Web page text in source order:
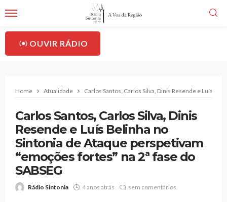
OUVIR RÁDIO
Home Atualidade Carlos Santos, Carlos Silva, Dinis Resende e Luís
Carlos Santos, Carlos Silva, Dinis
Resende e Luís Belinha no
Sintonia de Ataque perspetivam
“emoções fortes” na 2ª fase do
SABSEG
Rádio Sintonia 4 anos atrás sem comentários